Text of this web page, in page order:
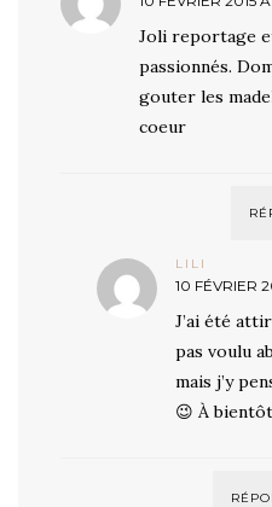
Joli reportage
passionnés.
gouter les
coeur
LILI
10 FÉVRIER
J’ai été
pas voulu
mais j’y
😉 À